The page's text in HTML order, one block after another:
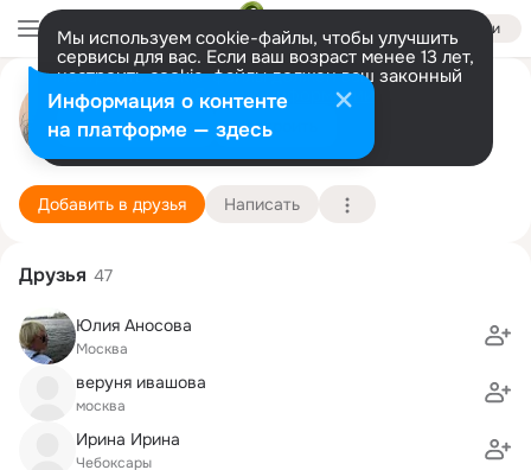
Войти
Мы используем cookie-файлы, чтобы улучшить
сервисы для вас. Если ваш возраст менее 13 лет,
настроить cookie-файлы должен ваш законный
представитель. Больше информации
Разрешить все Настроить
Светлана Лазаренко
Москва
25 августа (43 года)
97 детская музыкальная школа
Подробнее
Добавить в друзья Написать
Друзья 47
Юлия Аносова
Москва
веруня ивашова
москва
Ирина Ирина
Чебоксары
Информация о контенте
на платформе — здесь